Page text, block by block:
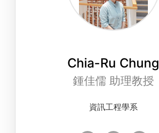
Chia-Ru Chung
鍾佳儒 助理教授
資訊工程學系